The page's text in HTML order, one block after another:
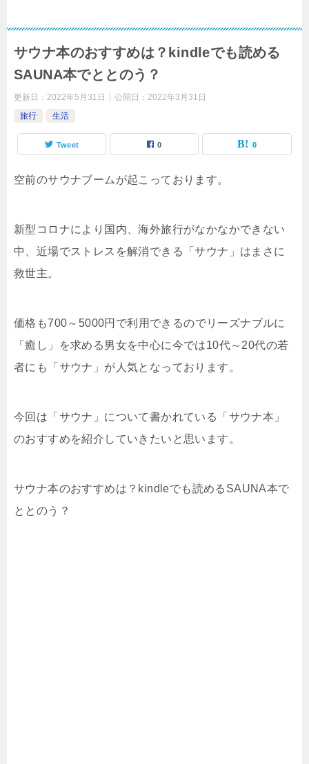
サウナ本のおすすめは？kindleでも読める
SAUNA本でととのう？
更新日： 2022年5月31日 公開日： 2022年3月31日
旅行
生活
Tweet 0 0
空前のサウナブームが起こっております。
新型コロナにより国内、海外旅行がなかなかできない
中、近場でストレスを解消できる「サウナ」はまさに
救世主。
価格も700～5000円で利用できるのでリーズナブルに
「癒し」を求める男女を中心に今では10代～20代の若
者にも「サウナ」が人気となっております。
今回は「サウナ」について書かれている「サウナ本」
のおすすめを紹介していきたいと思います。
サウナ本のおすすめは？kindleでも読めるSAUNA本で
ととのう？